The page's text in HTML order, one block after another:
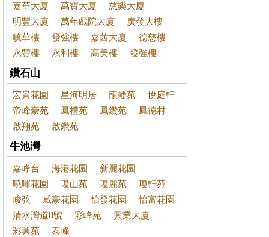
嘉華大廈
萬寶大廈
慈樂大廈
明豐大廈
萬年戲院大廈
廣發大樓
毓華樓
發強樓 嘉茜大廈
德慈樓
永豐樓
永利樓 高美樓 發強樓
鑽石山
宏景花園 星河明居 龍蟠苑
悅庭軒
帝峰豪苑
鳳禮苑 鳳鑽苑
鳳德村
啟翔苑
啟鑽苑
牛池灣
嘉峰台 海港花園
新麗花園
曉暉花園
瓊山苑 瓊麗苑
瓊軒苑
峻弦
威豪花園 怡發花園
怡富花園
清水灣道8號
彩峰苑
興業大廈
彩興苑
泰峰